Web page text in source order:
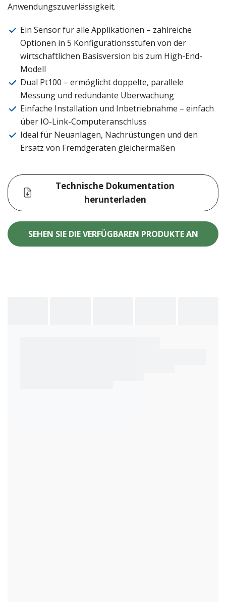
Anwendungszuverlässigkeit.
Ein Sensor für alle Applikationen – zahlreiche
Optionen in 5 Konfigurationsstufen von der
wirtschaftlichen Basisversion bis zum High-End-
Modell
Dual Pt100 – ermöglicht doppelte, parallele
Messung und redundante Überwachung
Einfache Installation und Inbetriebnahme – einfach
über IO-Link-Computeranschluss
Ideal für Neuanlagen, Nachrüstungen und den
Ersatz von Fremdgeräten gleichermaßen
Technische Dokumentation
herunterladen
SEHEN SIE DIE VERFÜGBAREN PRODUKTE AN